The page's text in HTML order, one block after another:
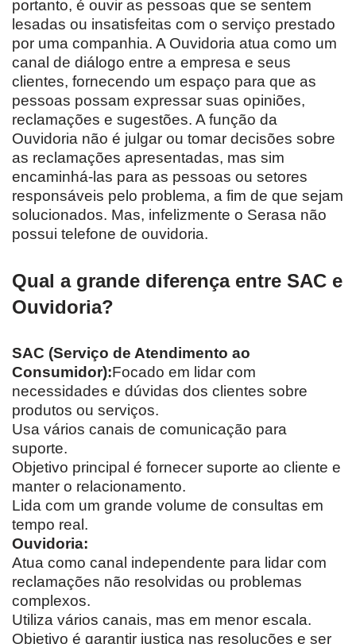
portanto, é ouvir as pessoas que se sentem
lesadas ou insatisfeitas com o serviço prestado
por uma companhia. A Ouvidoria atua como um
canal de diálogo entre a empresa e seus
clientes, fornecendo um espaço para que as
pessoas possam expressar suas opiniões,
reclamações e sugestões. A função da
Ouvidoria não é julgar ou tomar decisões sobre
as reclamações apresentadas, mas sim
encaminhá-las para as pessoas ou setores
responsáveis pelo problema, a fim de que sejam
solucionados. Mas, infelizmente o Serasa não
possui telefone de ouvidoria.
Qual a grande diferença entre SAC e
Ouvidoria?
SAC (Serviço de Atendimento ao
Consumidor):Focado em lidar com
necessidades e dúvidas dos clientes sobre
produtos ou serviços.
Usa vários canais de comunicação para
suporte.
Objetivo principal é fornecer suporte ao cliente e
manter o relacionamento.
Lida com um grande volume de consultas em
tempo real.
Ouvidoria:
Atua como canal independente para lidar com
reclamações não resolvidas ou problemas
complexos.
Utiliza vários canais, mas em menor escala.
Objetivo é garantir justiça nas resoluções e ser